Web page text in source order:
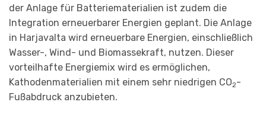
der Anlage für Batteriematerialien ist zudem die
Integration erneuerbarer Energien geplant. Die Anlage
in Harjavalta wird erneuerbare Energien, einschließlich
Wasser-, Wind- und Biomassekraft, nutzen. Dieser
vorteilhafte Energiemix wird es ermöglichen,
Kathodenmaterialien mit einem sehr niedrigen CO2-
Fußabdruck anzubieten.